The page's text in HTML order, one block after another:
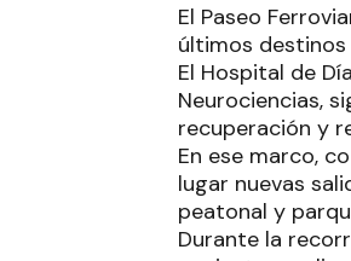
El Paseo
últimos destinos
El Hospital de
Neurociencias,
recuperación y
En ese marco,
lugar nuevas
peatonal y
Durante la